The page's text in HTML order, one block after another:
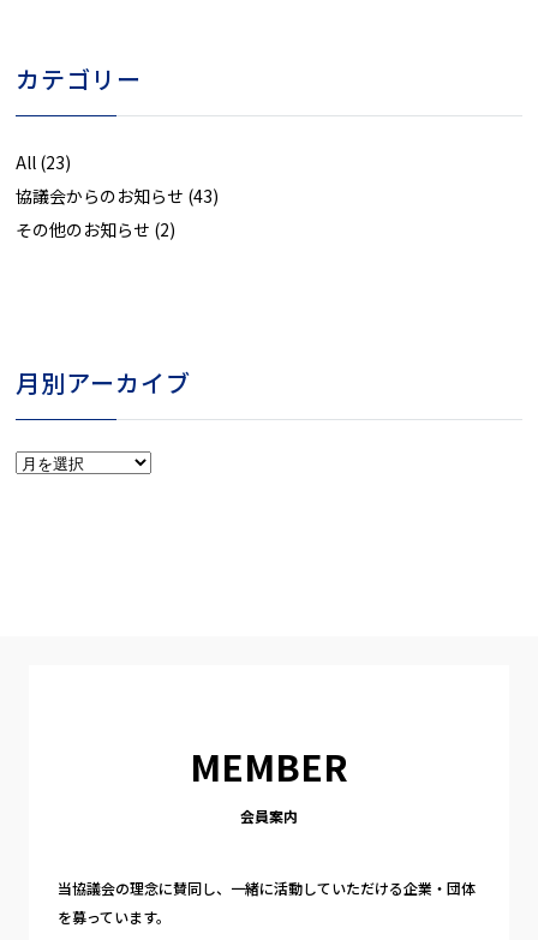
カテゴリー
All (23)
協議会からのお知らせ (43)
その他のお知らせ (2)
月別アーカイブ
月
MEMBER
会員案内
当協議会の理念に賛同し、一緒に活動していただける企業・団体
を募っています。